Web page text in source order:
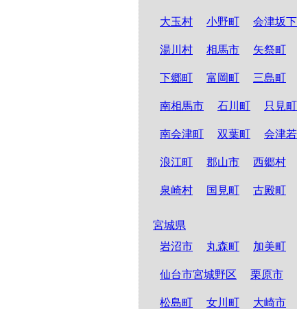
大玉村 小野町 会津坂
湯川村 相馬市 矢祭町
下郷町 富岡町 三島町
南相馬市 石川町 只見町
南会津町 双葉町 会津
浪江町 郡山市 西郷村
泉崎村 国見町 古殿町
宮城県
岩沼市
丸森町 加美町
仙台市宮城野区 栗原市
松島町 女川町 大崎市